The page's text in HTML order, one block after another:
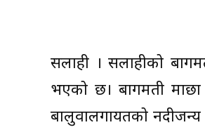
सर्लाही । सर्लाहीको
भएको छ। बागमती माछा
बालुवालगायतको नदीजन्य